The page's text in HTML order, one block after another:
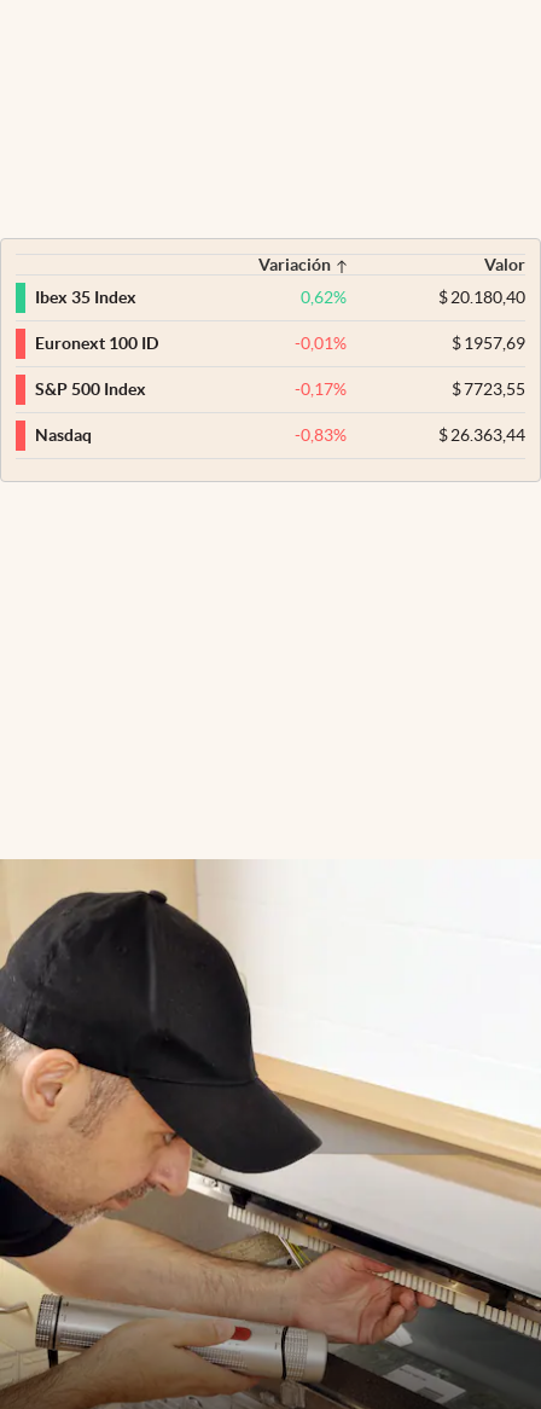
Variación
Valor
Ibex 35 Index
0,62% $20.180,40
Euronext 100 ID -0,01% $1957,69
S&P 500 Index -0,17% $7723,55
Nasdaq -0,83% $26.363,44